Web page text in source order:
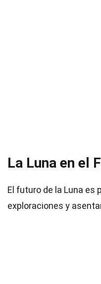
La Luna en el
El futuro de la Luna es
exploraciones y